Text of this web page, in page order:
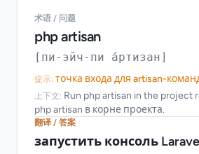
术语 / 问题
php artisan
[пи-эйч-пи а́ртизан]
提示: точка входа для artisan-
上下文: Run php artisan in the project
php artisan в корне проекта.
翻译 / 答案
запустить консоль